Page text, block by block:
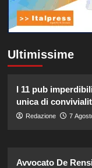
Ultimissime
I 11 pub
unica di
Redazione 7
Avvocato De